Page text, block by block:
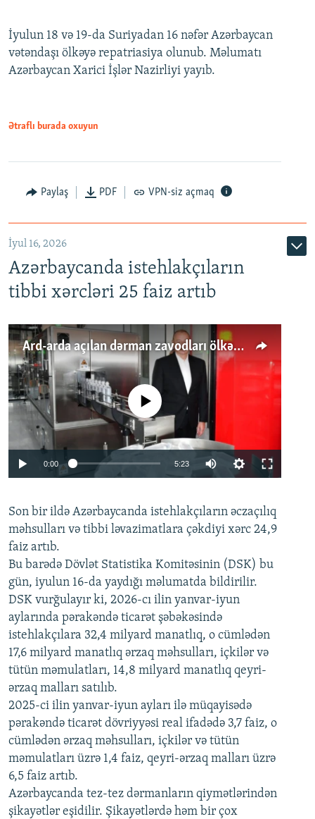
İyulun 18 və 19-da Suriyadan 16 nəfər Azərbaycan
vətəndaşı ölkəyə repatriasiya olunub. Məlumatı
Azərbaycan Xarici İşlər Nazirliyi yayıb.
Ətraflı burada oxuyun
Paylaş PDF VPN-siz açmaq
İyul 16, 2026
Azərbaycanda istehlakçıların
tibbi xərcləri 25 faiz artıb
Ard-arda açılan dərman zavodları ölkənin tələbatını ödəyirmi?
Auto 240p 360p 480p
720p 1080p
No media source currently available
0:00 5:23
360p
480p
720p
1080p
Son bir ildə Azərbaycanda istehlakçıların əczaçılıq
məhsulları və tibbi ləvazimatlara çəkdiyi xərc 24,9
faiz artıb.
Bu barədə Dövlət Statistika Komitəsinin (DSK) bu
gün, iyulun 16-da yaydığı məlumatda bildirilir.
DSK vurğulayır ki, 2026-cı ilin yanvar-iyun
aylarında pərakəndə ticarət şəbəkəsində
istehlakçılara 32,4 milyard manatlıq, o cümlədən
17,6 milyard manatlıq ərzaq məhsulları, içkilər və
tütün məmulatları, 14,8 milyard manatlıq qeyri-
ərzaq malları satılıb.
2025-ci ilin yanvar-iyun ayları ilə müqayisədə
pərakəndə ticarət dövriyyəsi real ifadədə 3,7 faiz, o
cümlədən ərzaq məhsulları, içkilər və tütün
məmulatları üzrə 1,4 faiz, qeyri-ərzaq malları üzrə
6,5 faiz artıb.
Azərbaycanda tez-tez dərmanların qiymətlərindən
şikayətlər eşidilir. Şikayətlərdə həm bir çox